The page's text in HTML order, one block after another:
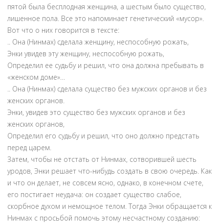
пятой была бесплодная женщина, а шестым было существо,
лишенное пола. Все это напоминает генетический «мусор».
Вот что о них говорится в тексте:
.. Она (Нинмах) сделала женщину, неспособную рожать,
Энки увидев эту женщину, неспособную рожать,
Определил ее судьбу и решил, что она должна пребывать в
«женском доме»…
.. Она (Нинмах) сделала существо без мужских органов и без
женских органов.
Энки, увидев это существо без мужских органов и без
женских органов,
Определил его судьбу и решил, что оно должно предстать
перед царем.
Затем, чтобы не отстать от Нинмах, сотворившей шесть
уродов, Энки решает что-нибудь создать в свою очередь. Как
и что он делает, не совсем ясно, однако, в конечном счете,
его постигает неудача: он создает существо слабое,
скорбное духом и немощное телом. Тогда Энки обращается к
Нинмах с просьбой помочь этому несчастному созданию: